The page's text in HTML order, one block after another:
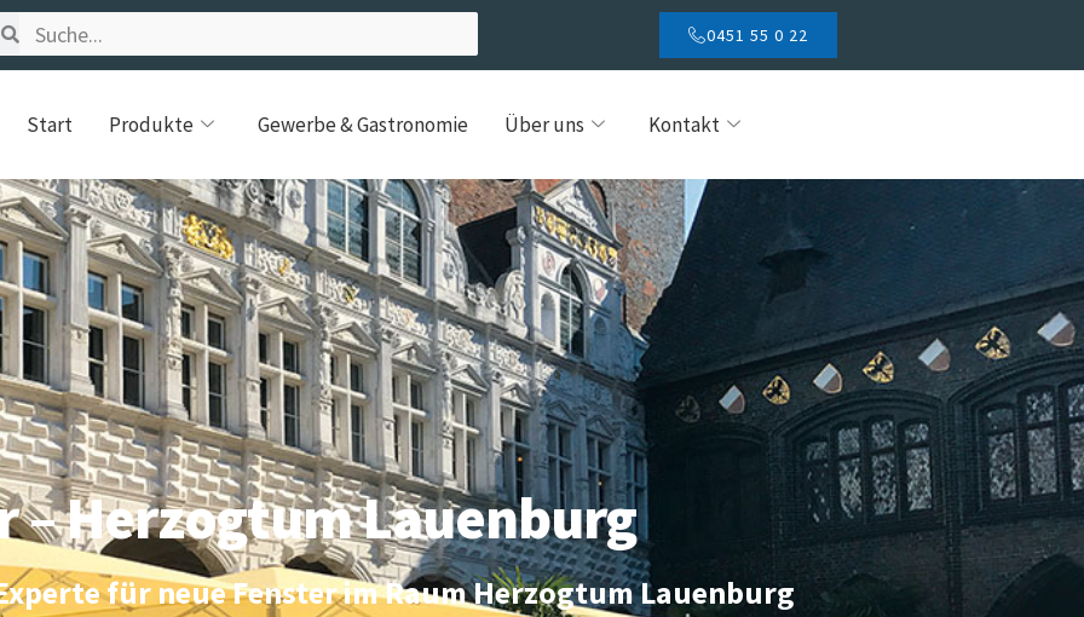
0451 55 0 22
Start Produkte Gewerbe & Gastronomie Über uns Kontakt
– Herzogtum Lauenburg
für neue Fenster im Raum Herzogtum Lauenburg